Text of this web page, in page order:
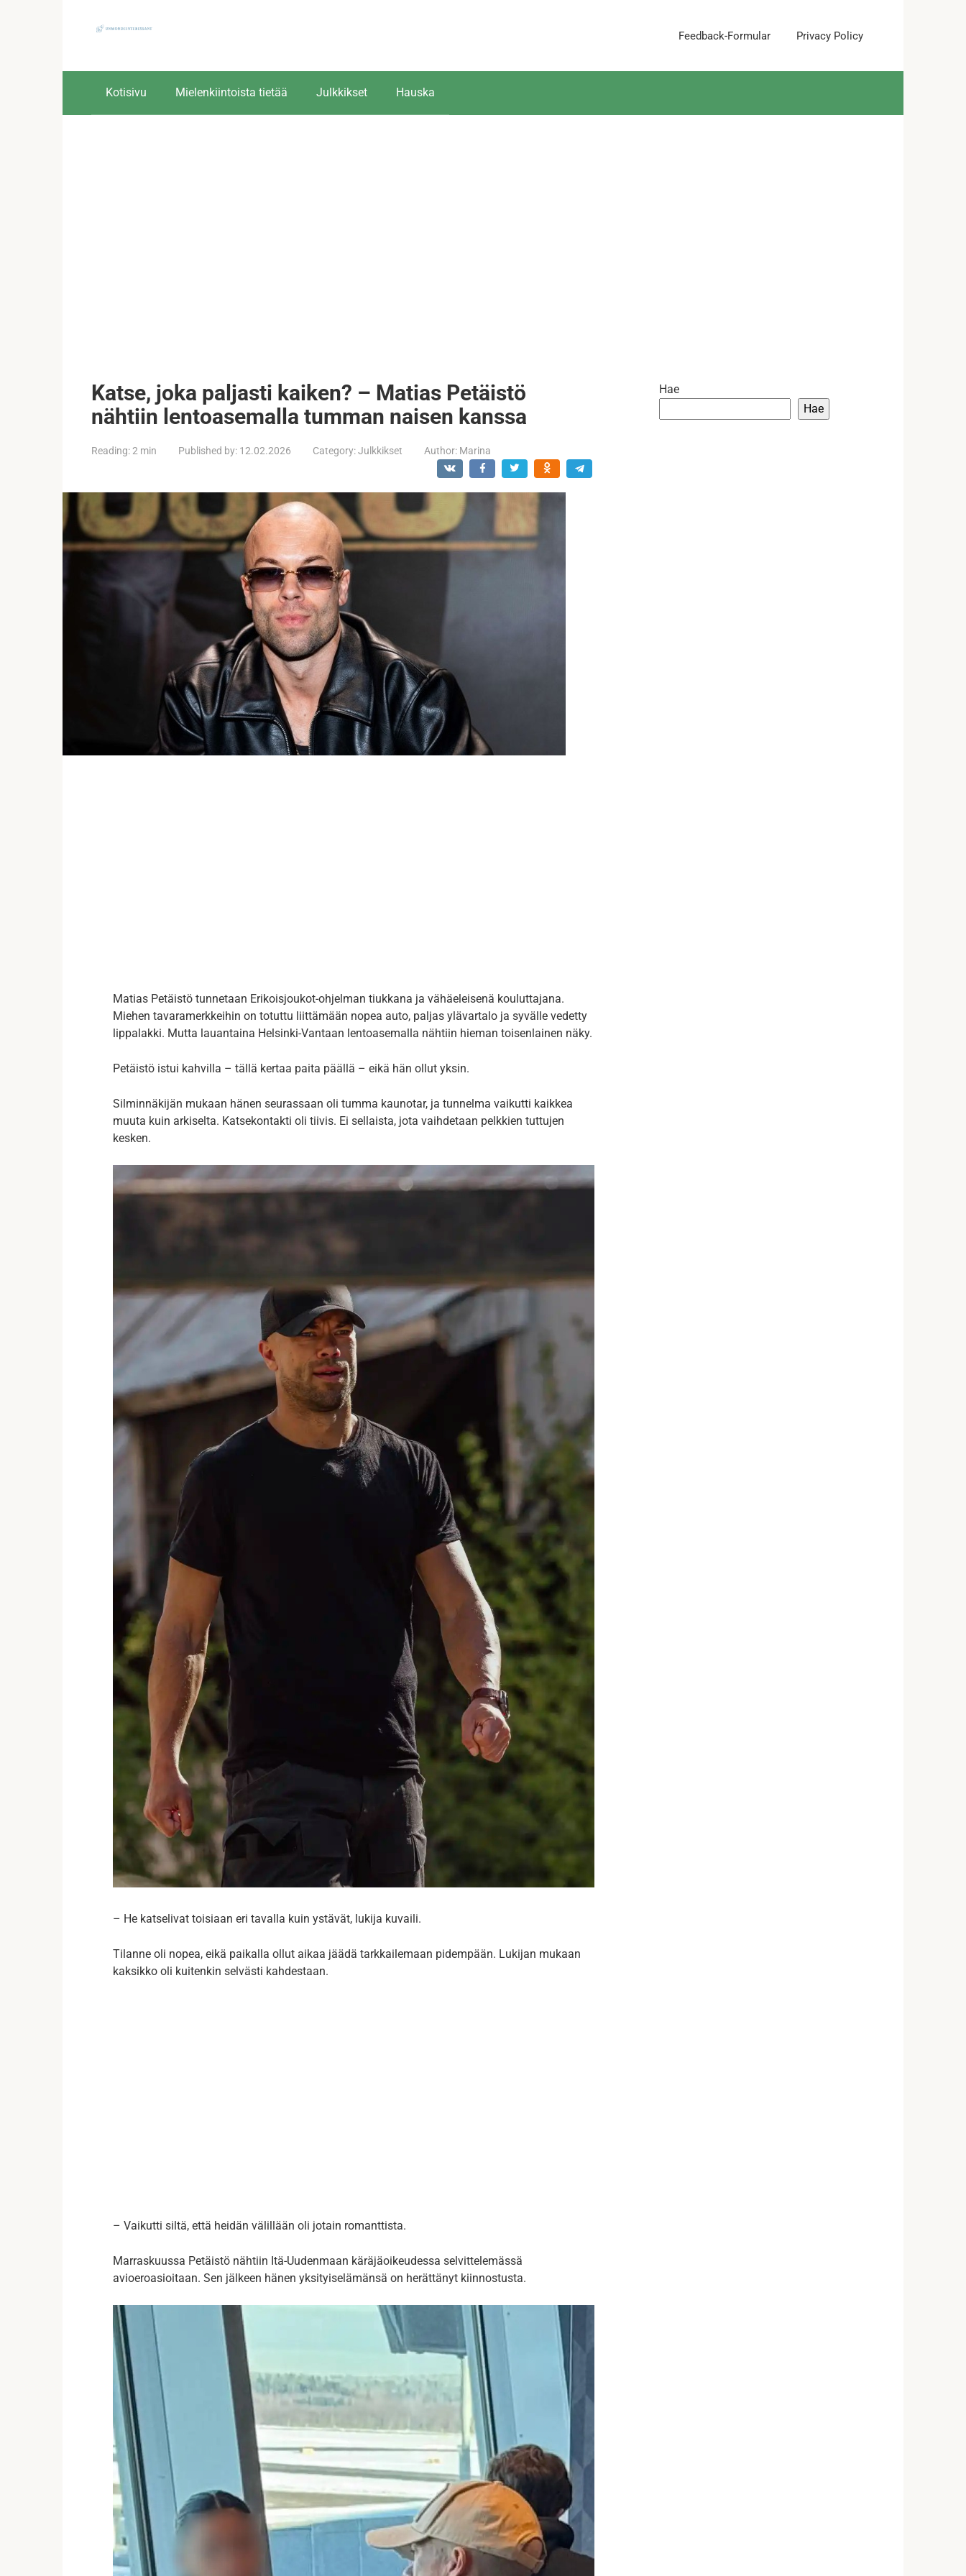
Feedback-Formular Privacy Policy
Kotisivu Mielenkiintoista tietää Julkkikset Hauska
Katse, joka paljasti kaiken? – Matias Petäistö
nähtiin lentoasemalla tumman naisen kanssa
Reading:2 min Published by: 12.02.2026 Category:Julkkikset Author: Marina
Matias Petäistö tunnetaan Erikoisjoukot-ohjelman tiukkana ja vähäeleisenä kouluttajana.
Miehen tavaramerkkeihin on totuttu liittämään nopea auto, paljas ylävartalo ja syvälle vedetty
lippalakki. Mutta lauantaina Helsinki-Vantaan lentoasemalla nähtiin hieman toisenlainen näky.
Petäistö istui kahvilla – tällä kertaa paita päällä – eikä hän ollut yksin.
Silminnäkijän mukaan hänen seurassaan oli tumma kaunotar, ja tunnelma vaikutti kaikkea
muuta kuin arkiselta. Katsekontakti oli tiivis. Ei sellaista, jota vaihdetaan pelkkien tuttujen
kesken.
– He katselivat toisiaan eri tavalla kuin ystävät, lukija kuvaili.
Tilanne oli nopea, eikä paikalla ollut aikaa jäädä tarkkailemaan pidempään. Lukijan mukaan
kaksikko oli kuitenkin selvästi kahdestaan.
– Vaikutti siltä, että heidän välillään oli jotain romanttista.
Marraskuussa Petäistö nähtiin Itä-Uudenmaan käräjäoikeudessa selvittelemässä
avioeroasioitaan. Sen jälkeen hänen yksityiselämänsä on herättänyt kiinnostusta.
Hae
Hae